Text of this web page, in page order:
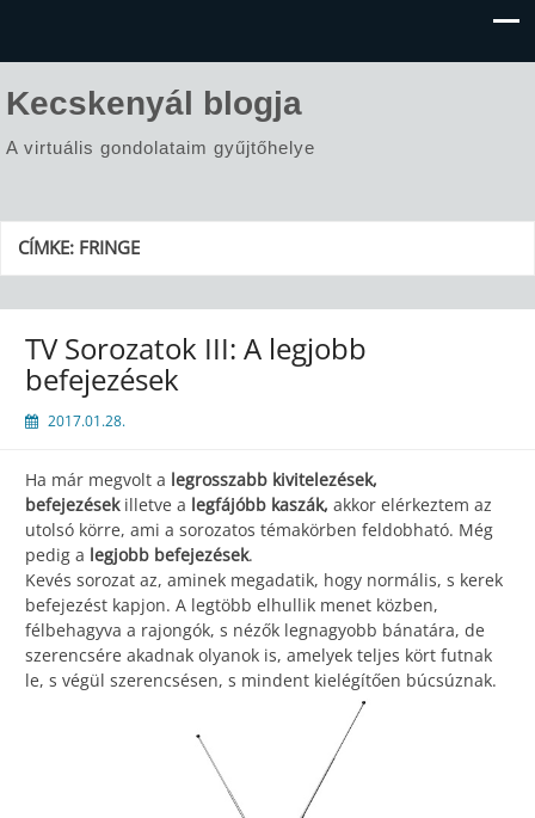
Kecskenyál blogja
A virtuális gondolataim gyűjtőhelye
CÍMKE: FRINGE
TV Sorozatok III: A legjobb
befejezések
2017.01.28.
Ha már megvolt a legrosszabb kivitelezések,
befejezések illetve a legfájóbb kaszák, akkor elérkeztem az
utolsó körre, ami a sorozatos témakörben feldobható. Még
pedig a legjobb befejezések.
Kevés sorozat az, aminek megadatik, hogy normális, s kerek
befejezést kapjon. A legtöbb elhullik menet közben,
félbehagyva a rajongók, s nézők legnagyobb bánatára, de
szerencsére akadnak olyanok is, amelyek teljes kört futnak
le, s végül szerencsésen, s mindent kielégítően búcsúznak.